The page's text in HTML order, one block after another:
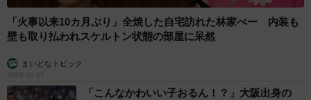
「火事以来10カ月ぶり」全焼した自宅訪れた林家ぺー 内装も
壁も取り払われスケルトン状態の部屋に呆然
まいどなトピック
2026.08.07
「こんなかわいい子おるん！？」大阪出身の